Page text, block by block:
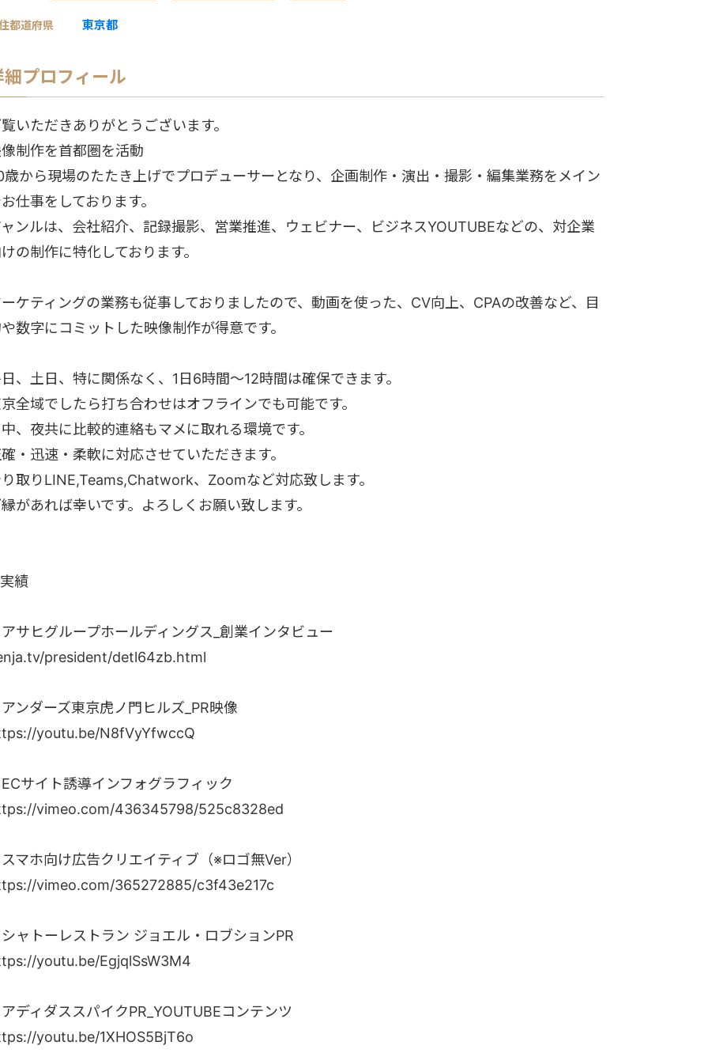
都道府県 東京都
細プロフィール
いただきありがとうございます。
制作を首都圏を活動
歳から現場のたたき上げでプロデューサーとなり、企画制作・演出・撮影・編集業務をメイン
仕事をしております。
ンルは、会社紹介、記録撮影、営業推進、ウェビナー、ビジネスYOUTUBEなどの、対企業
の制作に特化しております。
ケティングの業務も従事しておりましたので、動画を使った、CV向上、CPAの改善など、目
数字にコミットした映像制作が得意です。
、土日、特に関係なく、1日6時間〜12時間は確保できます。
全域でしたら打ち合わせはオフラインでも可能です。
、夜共に比較的連絡もマメに取れる環境です。
・迅速・柔軟に対応させていただきます。
取りLINE,Teams,Chatwork、Zoomなど対応致します。
があれば幸いです。よろしくお願い致します。
績
サヒグループホールディングス_創業インタビュー
president/detl64zb.html
ンダーズ東京虎ノ門ヒルズ_PR映像
youtu.be/N8fVyYfwccQ
サイト誘導インフォグラフィック
vimeo.com/436345798/525c8328ed
マホ向け広告クリエイティブ（※ロゴ無Ver）
vimeo.com/365272885/c3f43e217c
ャトーレストラン ジョエル・ロブションPR
youtu.be/EgjqlSsW3M4
ディダススパイクPR_YOUTUBEコンテンツ
youtu.be/1XHOS5BjT6o